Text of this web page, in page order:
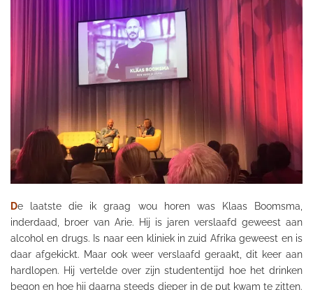
De laatste die ik graag wou horen was Klaas Boomsma,
inderdaad, broer van Arie. Hij is jaren verslaafd geweest aan
alcohol en drugs. Is naar een kliniek in zuid Afrika geweest en is
daar afgekickt. Maar ook weer verslaafd geraakt, dit keer aan
hardlopen. Hij vertelde over zijn studententijd hoe het drinken
begon en hoe hij daarna steeds dieper in de put kwam te zitten.